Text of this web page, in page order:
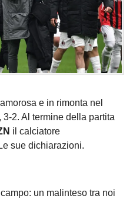
e in rimonta nel
, 3-2. Al termine della partita
il calciatore
sue dichiarazioni.
un malinteso tra noi